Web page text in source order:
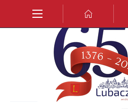
Przejdź do wyszukiwarki.
Przejdź do ustawień wielkości czcionki.
Włącz wersję kontrastową strony.